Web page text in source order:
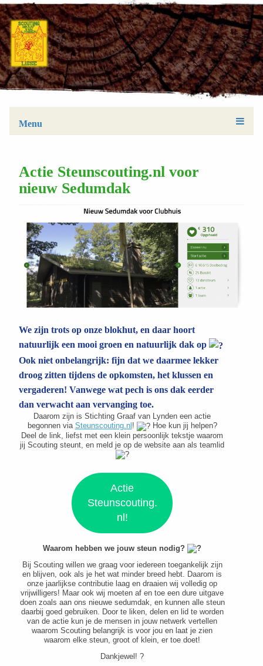
Menu
Actie Steunscouting.nl voor
nieuw Sedumdak
We zijn trots op onze blokhut, en daar hoort
natuurlijk een mooi groen en natuurlijk dak op
Ook niet onbelangrijk: fijn dat we daarmee lekker
droog zitten tijdens de opkomsten, het klussen en
vergaderen! Vanwege wat pech is ons dak eerder
dan verwacht aan vervanging toe.
Daarom zijn is Stichting Graaf van Lynden een actie
begonnen via Steunscouting.nl !
Hoe kun jij helpen?
Deel de link, liefst met een klein persoonlijk tekstje waarom
jij Scouting steunt, en meld je op de website aan als teamlid
Actie
Steunscouting.
nl!
Waarom hebben we jouw steun nodig?
Bij Scouting willen we graag voor iedereen toegankelijk zijn
en blijven, ook als je het wat minder breed hebt. Daarom is
onze jaarlijkse contributie laag en draaien wij volledig op
vrijwilligers! Maar ook wij moeten af en toe een dure uitgave
doen zoals aan ons nieuwe sedumdak, en kunnen alle steun
daarbij goed gebruiken. Door te liken, delen en lid te worden
van de actie kun je de mensen in jouw netwerk vertellen
waarom Scouting belangrijk is voor jou en laat je zien
waarom elke steun, groot of klein, er toe doet!
Dankjewel! ?